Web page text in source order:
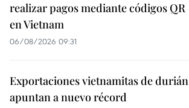
realizar pagos mediante códigos QR
en Vietnam
06/08/2026 09:31
Exportaciones vietnamitas de durián
apuntan a nuevo récord